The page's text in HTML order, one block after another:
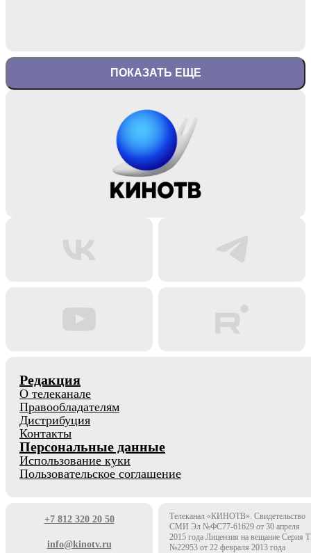
ПОКАЗАТЬ ЕЩЕ
Редакция
О телеканале
Правообладателям
Дистрибуция
Контакты
Персональные данные
Использование куки
Пользовательское соглашение
+7 812 320 20 50
info@kinotv.ru
Телеканал «КИНОТВ». Свидетельство
СМИ Эл №ФС77-61629 от 30 апреля
2015 года Лицензия на вещание Серия
№22953 от 22 февраля 2013 года